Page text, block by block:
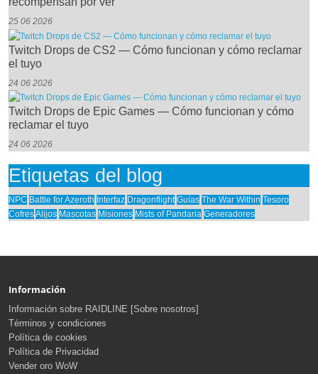
25 06 2026
Twitch Drops de CS2 — Cómo funcionan y cómo reclamar
el tuyo
24 06 2026
Twitch Drops de Epic Games — Cómo funcionan y cómo
reclamar el tuyo
24 06 2026
Etiquetas del blog
NPC Battle for Azeroth Interfaz Dragonflight Guías The War Within Tesoro
CofresAlijos Mascotas Misiones Mists of Pandaria Generadores
Información
Información sobre RAIDLINE [Sobre nosotros]
Términos y condiciones
Política de cookies
Política de Privacidad
Vender oro WoW